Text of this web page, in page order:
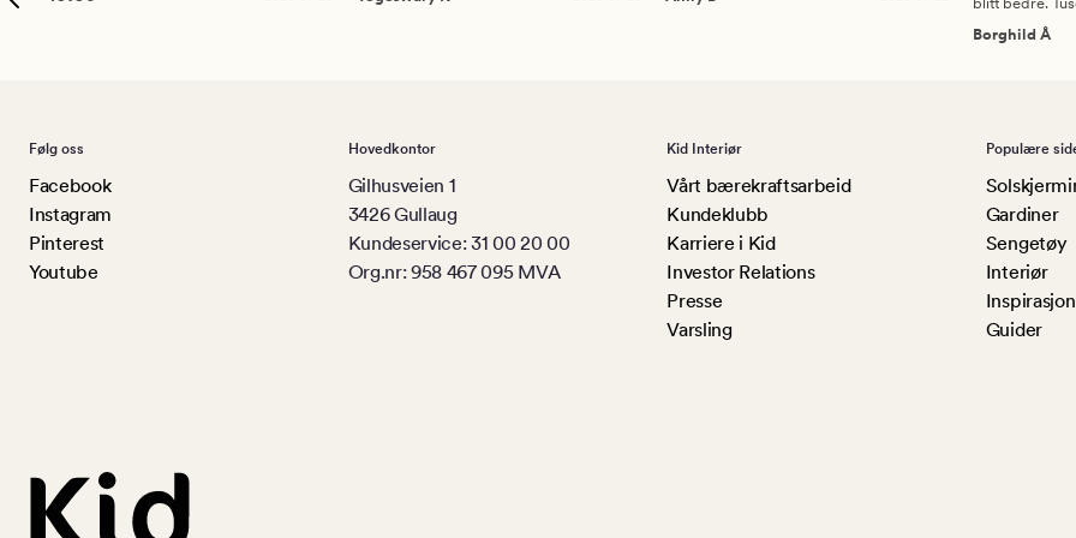
Borghild Å
Følg oss
Facebook
Instagram
Pinterest
Youtube
Hovedkontor
Gilhusveien 1
3426 Gullaug
Kundeservice: 31 00 20 00
Org.nr: 958 467 095 MVA
Kid Interiør
Vårt bærekraftsarbeid
Kundeklubb
Karriere i Kid
Investor Relations
Presse
Varsling
Populære
Gardiner
Sengetøy
Interiør
Inspirasjon
Guider